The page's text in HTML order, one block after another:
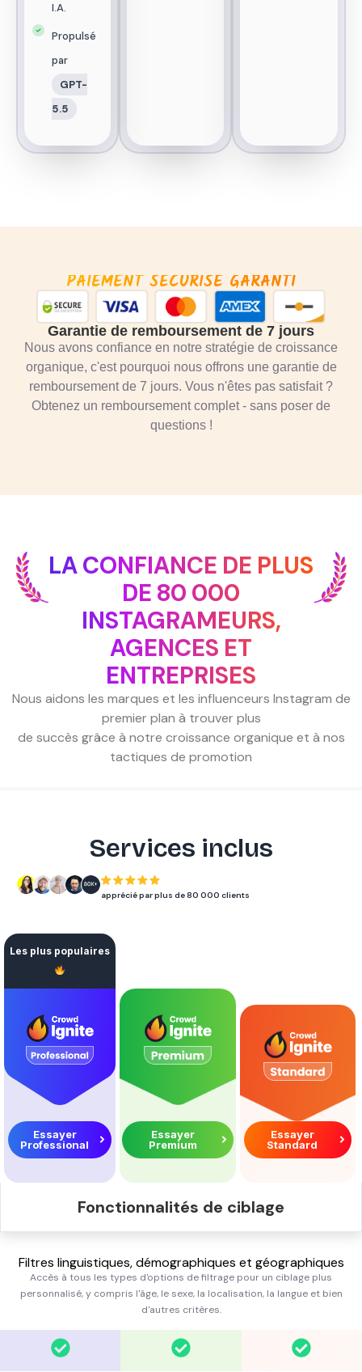
I.A.
Propulsé
par
GPT-
5.5
PAIEMENT SÉCURISÉ GARANTI
Garantie de remboursement de 7 jours
Nous avons confiance en notre stratégie de croissance
organique, c'est pourquoi nous offrons une garantie de
remboursement de 7 jours. Vous n'êtes pas satisfait ?
Obtenez un remboursement complet - sans poser de
questions !
LA CONFIANCE DE PLUS
DE 80 000
INSTAGRAMEURS,
AGENCES ET
ENTREPRISES
Nous aidons les marques et les influenceurs Instagram de
premier plan à trouver plus
de succès grâce à notre croissance organique et à nos
tactiques de promotion
Services inclus
apprécié par plus de 80 000 clients
Les plus populaires
Essayer
Professional
Essayer
Premium
Essayer
Standard
Fonctionnalités de ciblage
Filtres linguistiques, démographiques et géographiques
Accès à tous les types d'options de filtrage pour un ciblage plus
personnalisé, y compris l'âge, le sexe, la localisation, la langue et bien
d'autres critères.